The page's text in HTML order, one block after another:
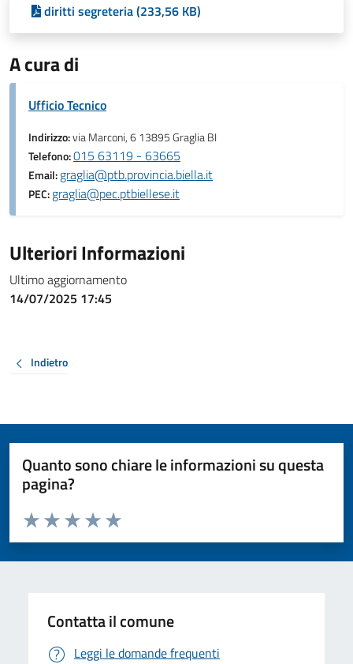
diritti segreteria (233,56 KB)
A cura di
Ufficio Tecnico
Indirizzo:via Marconi, 6 13895 Graglia BI
Telefono:015 63119 - 63665
Email:graglia@ptb.provincia.biella.it
PEC:graglia@pec.ptbiellese.it
Ulteriori Informazioni
Ultimo aggiornamento
14/07/2025 17:45
Indietro
Quanto sono chiare le informazioni su questa
pagina?
Valuta da 1 a 5 stelle la pagina
Valuta 5 stelle su 5
Valuta 4 stelle su 5
Valuta 3 stelle su 5
Valuta 2 stelle su 5
Valuta 1 stelle su 5
Contatta il comune
Leggi le domande frequenti